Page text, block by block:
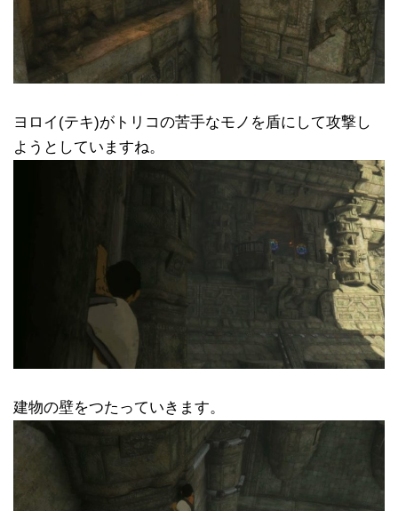
ヨロイ(テキ)がトリコの苦手なモノを盾にして攻撃し
ようとしていますね。
建物の壁をつたっていきます。